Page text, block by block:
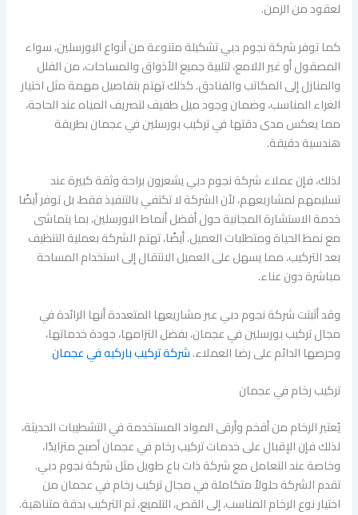
لعقود من الزمن.
كما توفر شركة نجوم دبي تشكيلة متنوعة من أنواع البورسلين، سواء
المصقول أو غير اللامع، لتلبية جميع الأذواق والمساحات، من الفلل
والمنازل إلى المكاتب والفنادق. كذلك تهتم بتفاصيل مهمة مثل اختيار
الغراء المناسب، وضمان وجود ميل طفيف لتصريف المياه عند الحاجة،
مما يعكس مدى دقتها في تركيب بورسلين في عجمان بطريقة
هندسية دقيقة.
لذلك، فإن عملاء شركة نجوم دبي يشعرون براحة وثقة كبيرة عند
تسليمهم لمشاريعهم، لأن الشركة لا تكتفي بالتنفيذ فقط، بل توفر أيضًا
خدمة الاستشارة المجانية حول أفضل أنماط البورسلين، بما يتماشى
مع نمط الحياة ومتطلبات العميل. أيضًا، تهتم الشركة بعملية التنظيف
بعد التركيب، مما يسهل على العميل الانتقال إلى استخدام المساحة
مباشرة دون عناء.
وقد أثبتت شركة نجوم دبي عبر مشاريعها المتعددة أنها الرائدة في
مجال تركيب بورسلين في عجمان، بفضل التزامها، جودة خدماتها،
وحرصها الدائم على رضا العملاء.شركة تركيب باركيه في عجمان
تركيب رخام في عجمان
يُعتبر الرخام من أفخم وأرقى المواد المستخدمة في التشطيبات الحديثة،
لذلك فإن الإقبال على خدمات تركيب رخام في عجمان أصبح متزايدًا،
وخاصة عند التعامل مع شركة ذات باع طويل مثل شركة نجوم دبي.
تقدم الشركة حلولاً متكاملة في مجال تركيب رخام في عجمان من
اختيار نوع الرخام المناسب، إلى القص، التلميع، ثم التركيب بدقة متناهية.